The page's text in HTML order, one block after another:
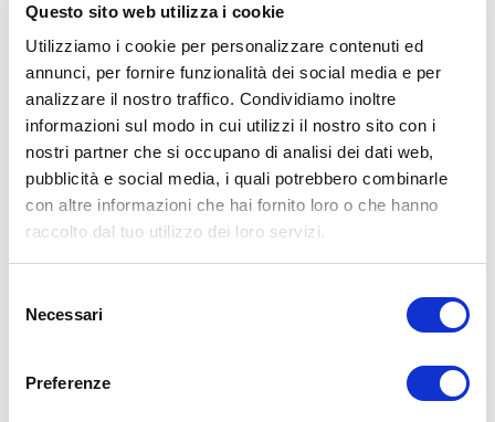
Questo sito web utilizza i cookie
Utilizziamo i cookie per personalizzare contenuti ed
annunci, per fornire funzionalità dei social media e per
analizzare il nostro traffico. Condividiamo inoltre
informazioni sul modo in cui utilizzi il nostro sito con i
nostri partner che si occupano di analisi dei dati web,
pubblicità e social media, i quali potrebbero combinarle
con altre informazioni che hai fornito loro o che hanno
raccolto dal tuo utilizzo dei loro servizi.
delNecessari
Preferenze
ALLENATI CON ME!